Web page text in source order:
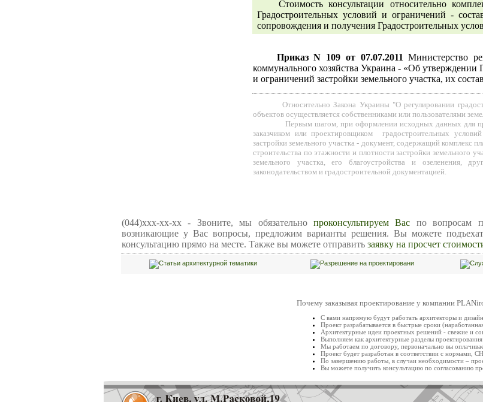
Стоимость консультации относительно
Градостроительных условий и ограничений -
сопровождения и получения Градостроительных
Приказ N 109 от 07.07.2011 Министерство
коммунального хозяйства Украина - «Об утверждении
и ограничений застройки земельного участка, их
Относительно Закона Украины "О регулировании
объектов осуществляется собственниками или пользователями
Первым шагом, при оформлении исходных данных для
заказчиком или проектировщиком градостроительных
застройки земельного участка - документ, содержащий комплекс
строительства по этажности и плотности застройки земельного
земельного участка, его благоустройства и озеленения,
законодательством и градостроительной документацией.
(044)xxx-xx-xx - Звоните, мы обязательно проконсультируем Вас по вопросам
возникающие у Вас вопросы, предложим варианты решения. Вы можете
консультацию прямо на месте. Также вы можете отправить заявку на просчет
Почему заказывая проектирование у компании
С вами напрямую будут работать архитекторы и
Проект разрабатывается в быстрые сроки
Архитектурные идеи проектных решений - свежие и
Выполняем как архитектурные разделы
Мы работаем по договору, первоначально вы
Проект будет разработан в соответствии с нормами,
По завершению работы, в случаи необходимости –
Вы можете получить консультацию по согласованию